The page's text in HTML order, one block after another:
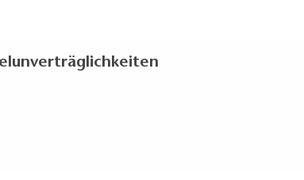
Heizwerk Tankstelle usw.) beträgt mehr als